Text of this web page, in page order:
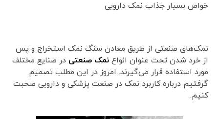
خواص بسیار جذاب نمک دارویی
نمک‌های صنعتی از طریق معادن سنگ نمک استخراج و پس
از خرد شدن تحت عنوان انواعنمک صنعتی در صنایع مختلف
مورد استفاده قرار می‌گیرند. امروز در این مطلب تصمیم
گرفتیم درباره کاربرد نمک در صنعت پزشکی و دارویی صحبت
کنیم.